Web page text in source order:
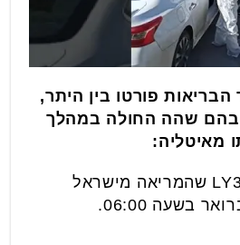
פורטו בין היתר,
בהם שהה החולה במהלך
מאיטליה:
1. טיסת אל על LY381 שהמריאה מישראל